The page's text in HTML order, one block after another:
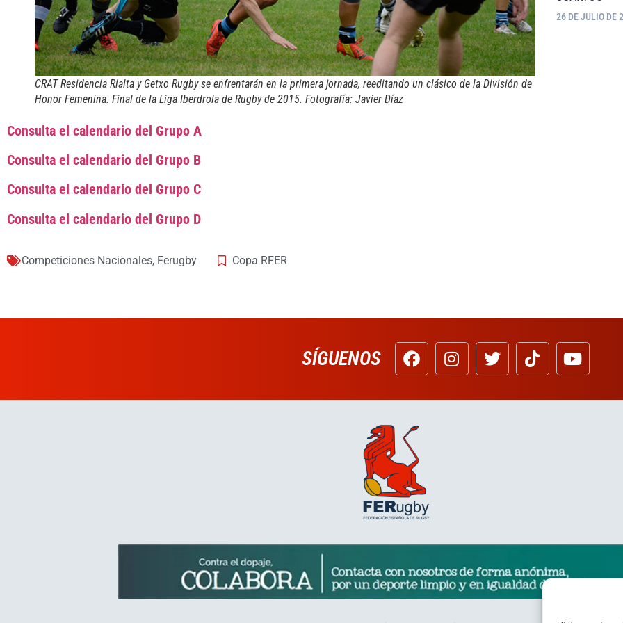
CRAT Residencia Rialta y Getxo Rugby se enfrentarán en la primera jornada, reeditando un clásico de la División de
Honor Femenina. Final de la Liga Iberdrola de Rugby de 2015. Fotografía: Javier Dí­az
Consulta el calendario del Grupo A
Consulta el calendario del Grupo B
Consulta el calendario del Grupo C
Consulta el calendario del Grupo D
Competiciones Nacionales, Ferugby Copa RFER
26 DE JULIO DE
SÍGUENOS